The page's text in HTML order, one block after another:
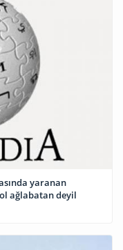
yaranan
ağlabatan deyil